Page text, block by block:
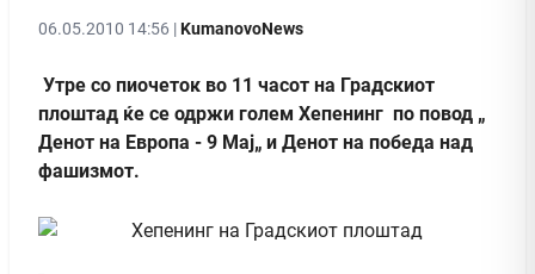
06.05.2010 14:56 |KumanovoNews
Утре со пиочеток во 11 часот на Градскиот
плоштад ќе се одржи голем Хепенинг по повод „
Денот на Европа - 9 Мај„ и Денот на победа над
фашизмот.